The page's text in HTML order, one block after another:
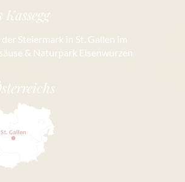
Kassegg
Steiermark in St. Gallen im
& Naturpark Eisenwurzen